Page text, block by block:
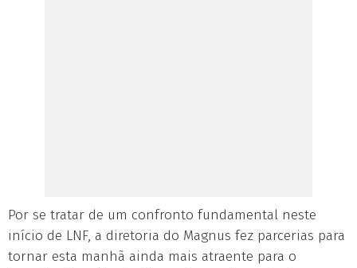
Por se tratar de um confronto fundamental neste
início de LNF, a diretoria do Magnus fez parcerias para
tornar esta manhã ainda mais atraente para o